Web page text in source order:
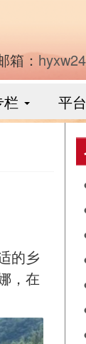
箱：
平
的乡
，在